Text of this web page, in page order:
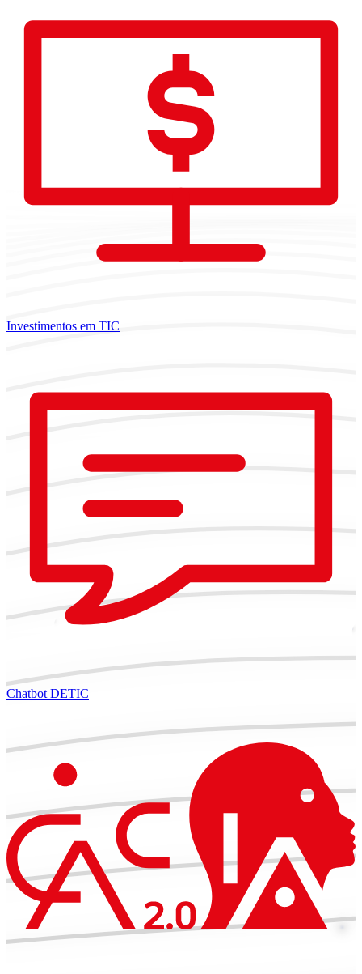
Investimentos em TIC
Chatbot DETIC